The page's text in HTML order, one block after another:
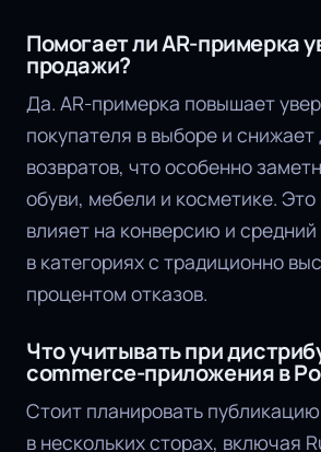
Помогает ли AR-примерка
продажи?
Да. AR-примерка повышает
покупателя в выборе и
возвратов, что особенно
обуви, мебели и косметике.
влияет на конверсию и средний
в категориях с традиционно
процентом отказов.
Что учитывать при
commerce-приложения в
Стоит планировать
в нескольких сторах, включая